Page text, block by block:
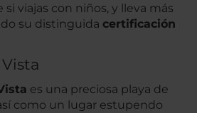
viajas con niños, y lleva más
su distinguida certificación
es una preciosa playa de
como un lugar estupendo